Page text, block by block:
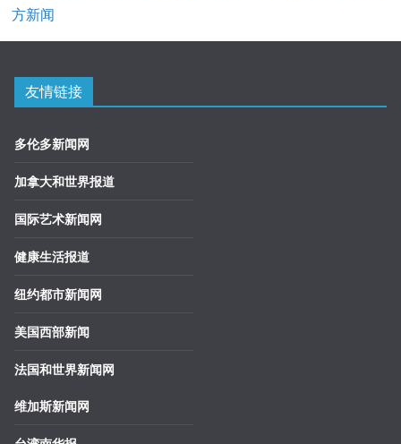
方新闻
友情链接
多伦多新闻网
加拿大和世界报道
国际艺术新闻网
健康生活报道
纽约都市新闻网
美国西部新闻
法国和世界新闻网
维加斯新闻网